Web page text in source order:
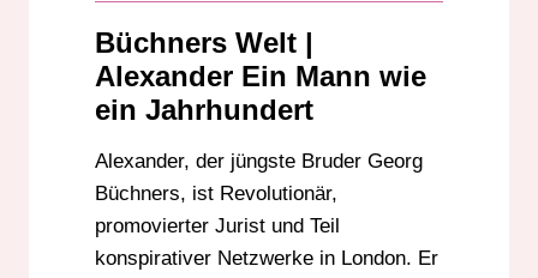
PONT SUR LE RHIN ZÜRICH
Büchners Welt |
Alexander Ein Mann wie
ein Jahrhundert
Alexander, der jüngste Bruder Georg
Büchners, ist Revolutionär,
promovierter Jurist und Teil
konspirativer Netzwerke in London. Er